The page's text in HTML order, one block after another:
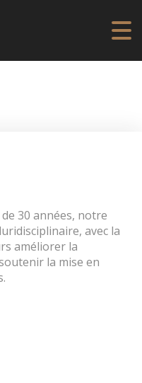
30 années, notre
avec la
améliorer la
la mise en